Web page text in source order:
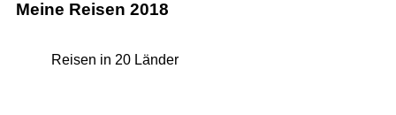
Meine Reisen 2018
Reisen in 20 Länder